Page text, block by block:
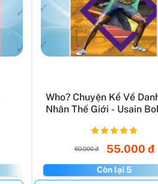
Who? Chuyện Kể Về
Nhân Thế Giới - Usain
60.000 đ 55.000 đ
Còn lại 5